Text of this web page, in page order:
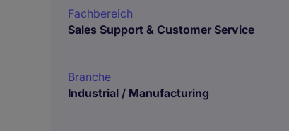
Fachbereich
Sales Support & Customer Service
Branche
Industrial / Manufacturing